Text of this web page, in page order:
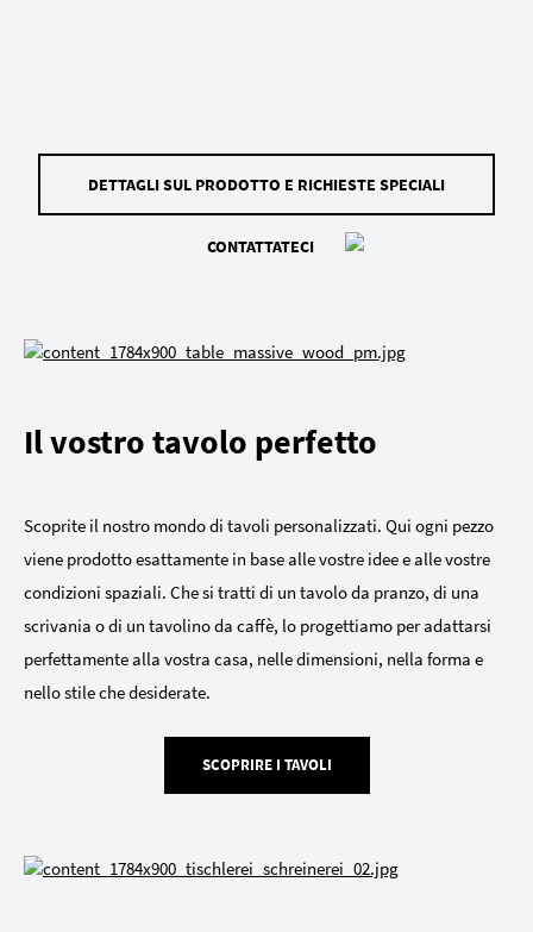
DETTAGLI SUL PRODOTTO E RICHIESTE SPECIALI
CONTATTATECI
Il vostro tavolo perfetto
Scoprite il nostro mondo di tavoli personalizzati. Qui ogni pezzo
viene prodotto esattamente in base alle vostre idee e alle vostre
condizioni spaziali. Che si tratti di un tavolo da pranzo, di una
scrivania o di un tavolino da caffè, lo progettiamo per adattarsi
perfettamente alla vostra casa, nelle dimensioni, nella forma e
nello stile che desiderate.
SCOPRIRE I TAVOLI